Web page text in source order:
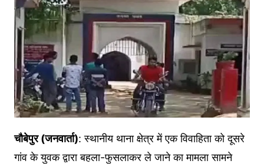
चौबेपुर (जनवार्ता): स्थानीय थाना क्षेत्र में एक विवाहिता को दूसरे
गांव के युवक द्वारा बहला-फुसलाकर ले जाने का मामला सामने